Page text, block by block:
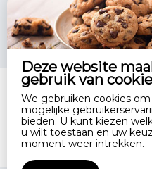
Deze website
gebruik van
We gebruiken cookies
mogelijke
bieden. U kunt kiezen
u wilt toestaan en uw
moment weer intrekken.
Contact
Disclaimer |